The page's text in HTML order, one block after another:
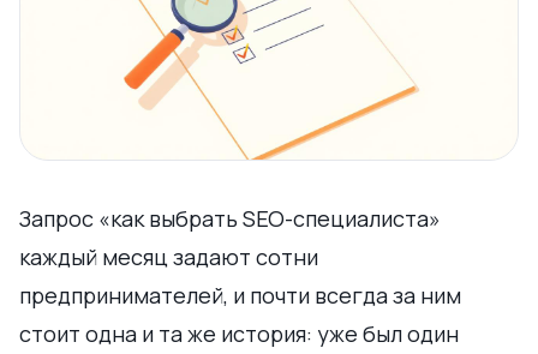
Запрос «как выбрать SEO-специалиста»
каждый месяц задают сотни
предпринимателей, и почти всегда за ним
стоит одна и та же история: уже был один